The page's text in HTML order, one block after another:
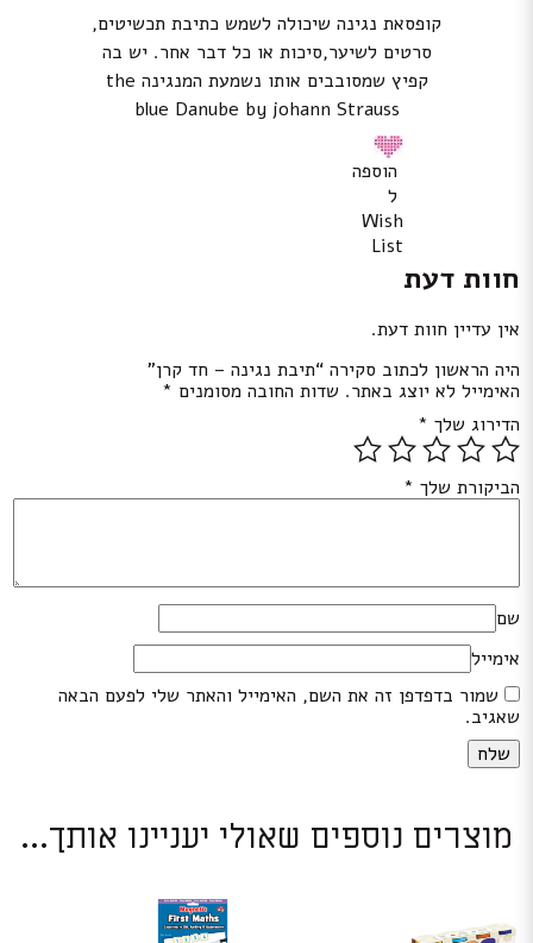
קופסאת נגינה שיכולה לשמש כתיבת תכשיטים,
סרטים לשיער,סיכות או כל דבר אחר. יש בה
קפיץ שמסובבים אותו נשמעת המנגינה the
blue Danube by johann Strauss
הוספה
ל
Wish
List
חוות דעת
אין עדיין חוות דעת.
היה הראשון לכתוב סקירה “תיבת נגינה – חד קרן”
האימייל לא יוצג באתר. שדות החובה מסומנים *
הדירוג שלך *
הביקורת שלך *
שם
אימייל
שמור בדפדפן זה את השם, האימייל והאתר שלי לפעם הבאה
שאגיב.
מוצרים נוספים שאולי יעניינו אותך...